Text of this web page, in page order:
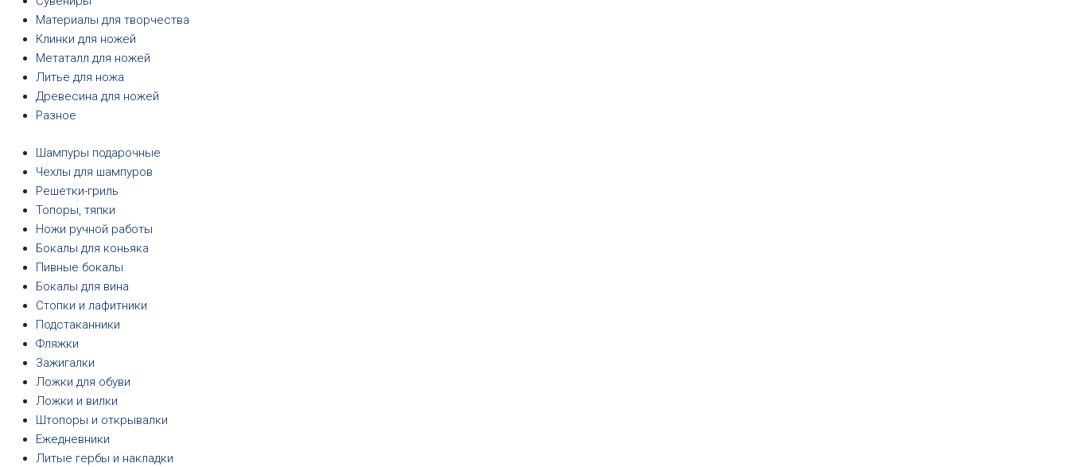
Материалы для творчества
Клинки для ножей
Метаталл для ножей
Литье для ножа
Древесина для ножей
Разное
Шампуры подарочные
Чехлы для шампуров
Решетки-гриль
Топоры, тяпки
Ножи ручной работы
Бокалы для коньяка
Пивные бокалы
Бокалы для вина
Стопки и лафитники
Подстаканники
Фляжки
Зажигалки
Ложки для обуви
Ложки и вилки
Штопоры и открывалки
Ежедневники
Литые гербы и накладки